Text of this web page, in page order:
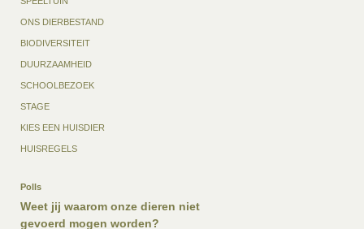
ONS DIERBESTAND
BIODIVERSITEIT
DUURZAAMHEID
SCHOOLBEZOEK
STAGE
KIES EEN HUISDIER
HUISREGELS
Polls
Weet jij waarom onze dieren niet
gevoerd mogen worden?